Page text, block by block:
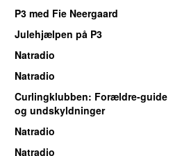
P3 med Fie Neergaard
Julehjælpen på P3
Natradio
Natradio
Curlingklubben: Forældre-guide
og undskyldninger
Natradio
Natradio